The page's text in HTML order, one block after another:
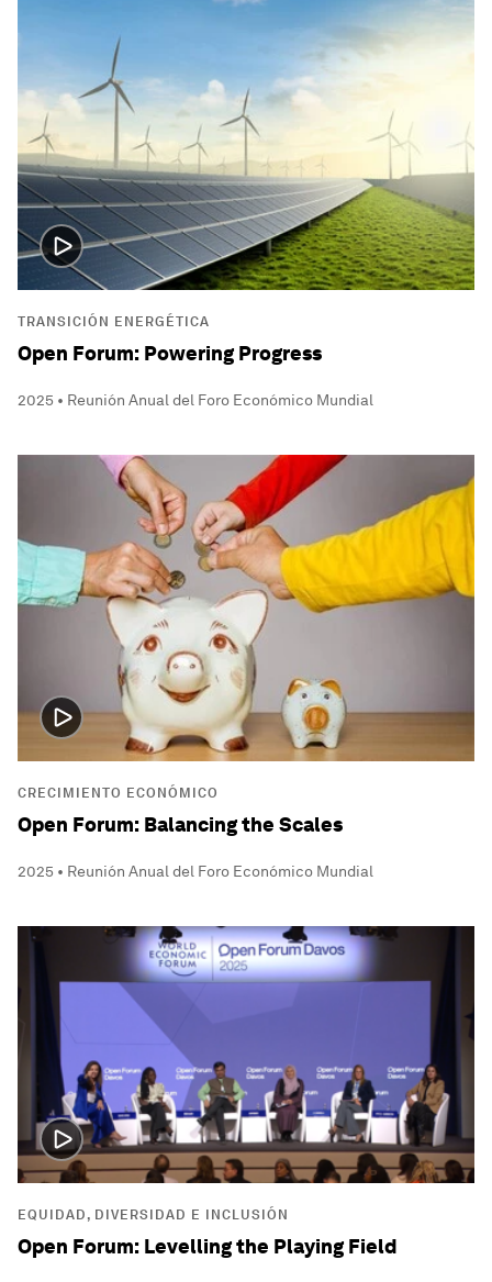
TRANSICIÓN ENERGÉTICA
Open Forum: Powering Progress
2025 • Reunión Anual del Foro Económico Mundial
CRECIMIENTO ECONÓMICO
Open Forum: Balancing the Scales
2025 • Reunión Anual del Foro Económico Mundial
EQUIDAD, DIVERSIDAD E INCLUSIÓN
Open Forum: Levelling the Playing Field